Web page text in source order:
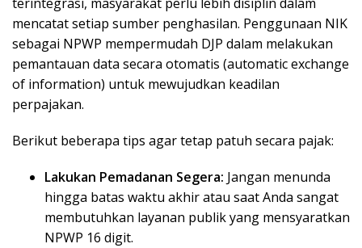
mencatat setiap sumber penghasilan. Penggunaan NIK
sebagai NPWP mempermudah DJP dalam melakukan
pemantauan data secara otomatis (automatic exchange
of information) untuk mewujudkan keadilan
perpajakan.
Berikut beberapa tips agar tetap patuh secara pajak:
Lakukan Pemadanan Segera: Jangan menunda
hingga batas waktu akhir atau saat Anda sangat
membutuhkan layanan publik yang mensyaratkan
NPWP 16 digit.